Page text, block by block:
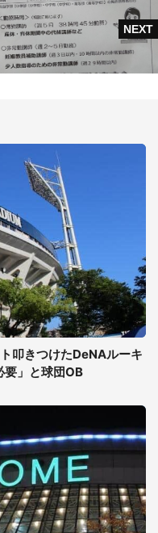
叩きつけたDeNAルーキ
要」と球団OB